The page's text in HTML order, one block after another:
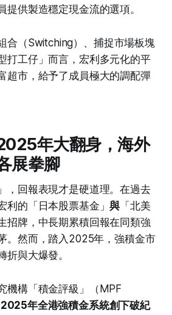
提供製造穩定現金流的選項。
合（Switching）、捕捉市場板塊
打工仔」而言，宏利多元化的平
超市，給予了成員極大的調配彈
年大翻身，海外
展拳腳
，回報表現才是硬道理。在過去
利的「日本股票基金」與 「北美
招牌，中長期累積回報在同類強
。然而，踏入2025年，強積金市
折與大爆發。
機構「積金評級」（MPF
2025年全港強積金系統創下破紀